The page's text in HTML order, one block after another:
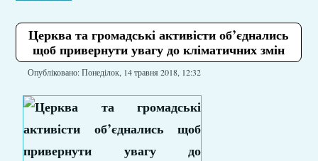
Церква та громадські активісти об’єднались
щоб привернути увагу до кліматичних змін
Опубліковано: Понеділок, 14 травня 2018, 12:32